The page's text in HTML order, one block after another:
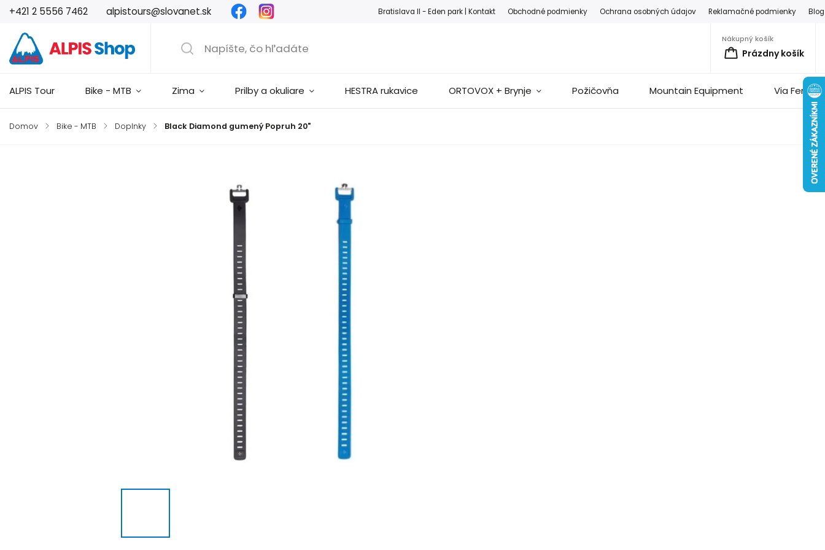
+421 2 5556 7462 alpistours@slovanet.sk Facebook Bratislava II - Eden park |Kontakt Obchodné podmienky Ochrana osobných údajov Reklamačné podmienky Blog
Nákupný košík
Prázdny košík
ALPIS Tour Bike - MTB Zima Prilby a okuliare HESTRA rukavice ORTOVOX + Brynje Požičovňa Mountain Equipment Via Ferrata
Domov / Bike - MTB / Doplnky / Black Diamond gumený Popruh 20"